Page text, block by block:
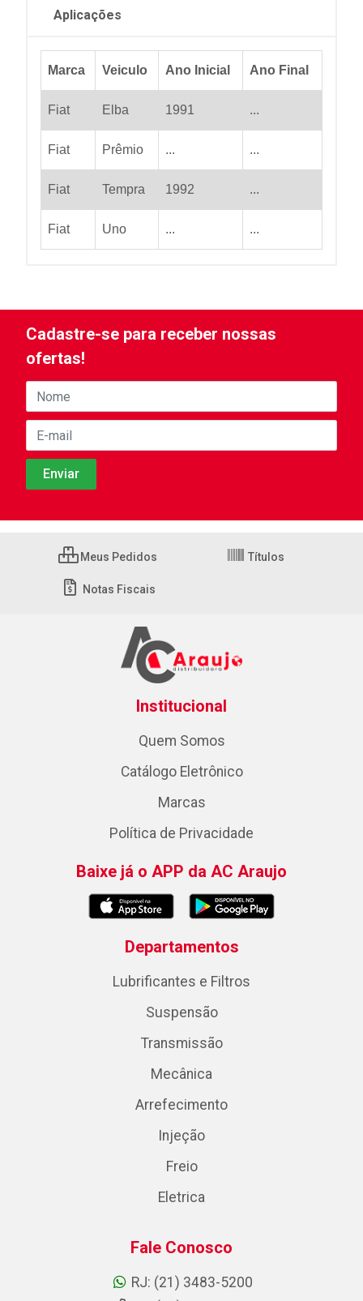
Aplicações
Marca Veiculo Ano Inicial Ano Final
Fiat Elba 1991 ...
Fiat Prêmio ... ...
Fiat Tempra 1992 ...
Fiat Uno ... ...
Cadastre-se para receber nossas
ofertas!
Meus Pedidos Títulos
Notas Fiscais
Institucional
Quem Somos
Catálogo Eletrônico
Marcas
Política de Privacidade
Baixe já o APP da AC Araujo
Departamentos
Lubrificantes e Filtros
Suspensão
Transmissão
Mecânica
Arrefecimento
Injeção
Freio
Eletrica
Fale Conosco
RJ: (21) 3483-5200